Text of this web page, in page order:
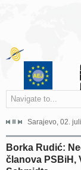
Navigate to...
Grada Sarajeva
Sarajevo, 02.
Borka Rudić:
članova PSBiH,